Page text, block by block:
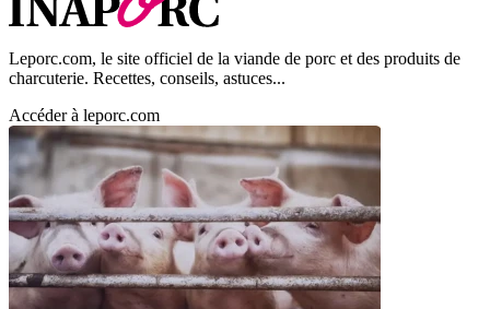
Leporc.com, le site officiel de la viande de porc et des produits de
charcuterie. Recettes, conseils, astuces...
Accéder à leporc.com